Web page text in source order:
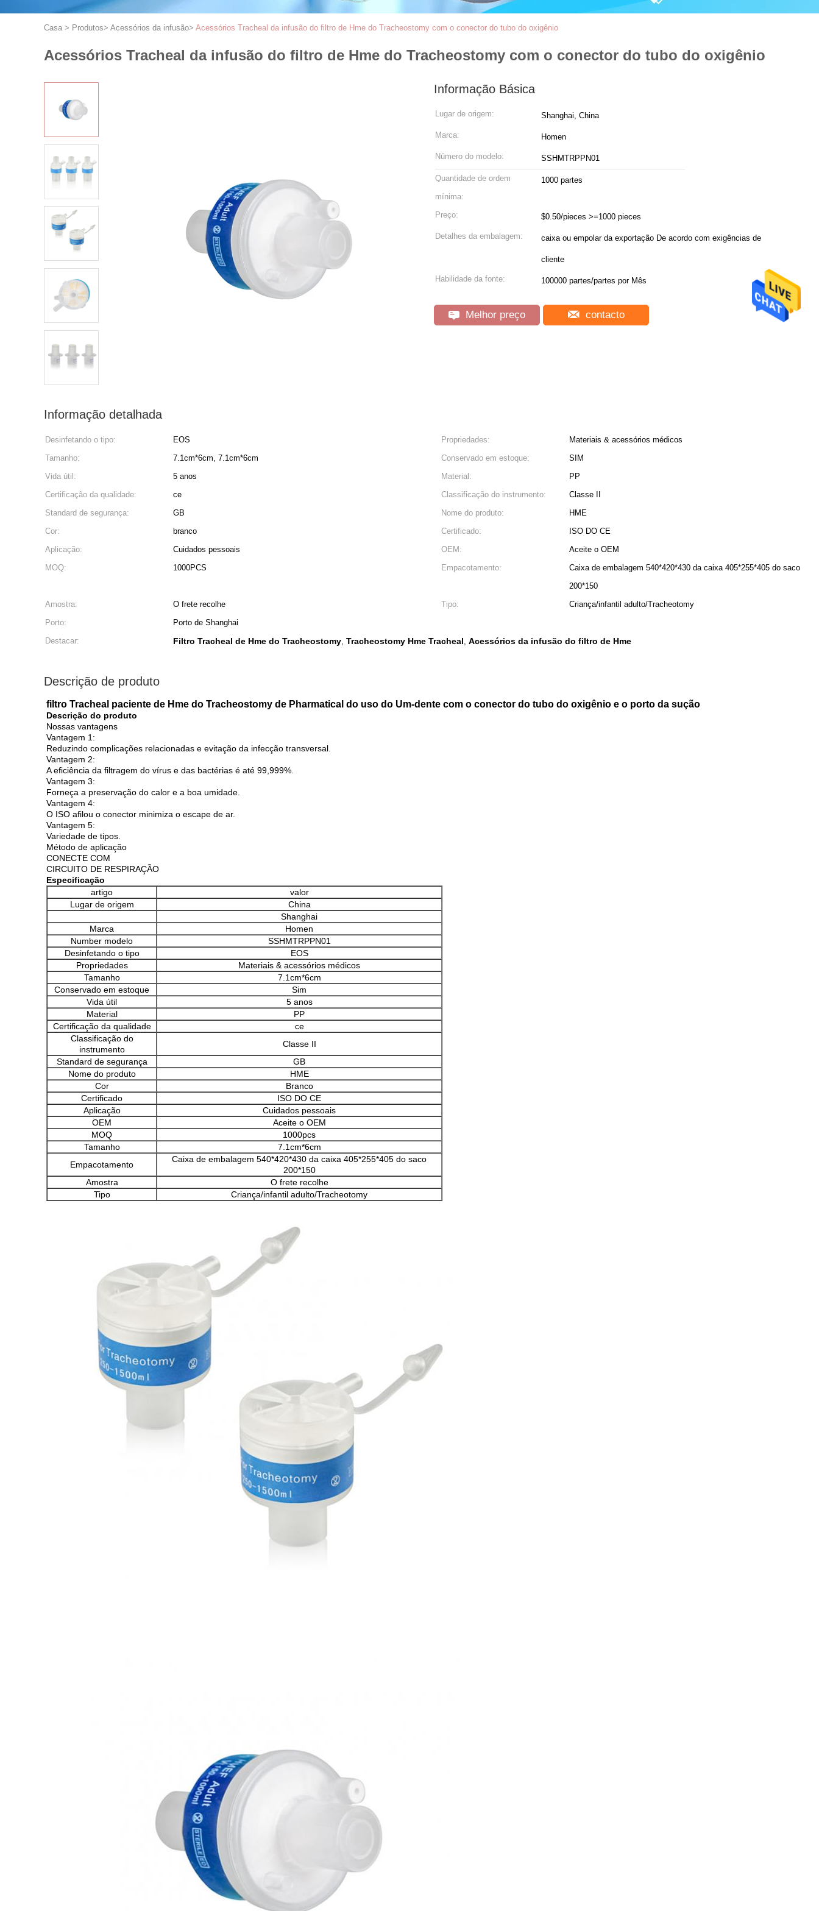
Casa > Produtos> Acessórios da infusão> Acessórios Tracheal da infusão do filtro de Hme do Tracheostomy com o conector do tubo do oxigênio
Acessórios Tracheal da infusão do filtro de Hme do Tracheostomy com o conector do tubo do oxigênio
Informação Básica
Lugar de origem: Shanghai, China
Marca: Homen
Número do modelo: SSHMTRPPN01
Quantidade de ordem
mínima:
1000 partes
Preço: $0.50/pieces >=1000 pieces
Detalhes da embalagem: caixa ou empolar da exportação De acordo com exigências de
cliente
Habilidade da fonte: 100000 partes/partes por Mês
Melhor preço contacto
Informação detalhada
Desinfetando o tipo: EOS Propriedades:
Materiais & acessórios médicos
Tamanho:
7.1cm*6cm, 7.1cm*6cm Conservado em estoque:
SIM
Vida útil:
5 anos Material:
PP
Certificação da qualidade:
ce Classificação do instrumento:
Classe II
Standard de segurança:
GB Nome do produto:
HME
Cor:
branco Certificado:
ISO DO CE
Aplicação:
Cuidados pessoais OEM:
Aceite o OEM
MOQ:
1000PCS Empacotamento:
Caixa de embalagem 540*420*430 da caixa 405*255*405 do saco
200*150
Amostra:
O frete recolhe Tipo:
Criança/infantil adulto/Tracheotomy
Porto:
Porto de Shanghai
Destacar:
Filtro Tracheal de Hme do Tracheostomy, Tracheostomy Hme Tracheal, Acessórios da infusão do filtro de Hme
Descrição de produto
filtro Tracheal paciente de Hme do Tracheostomy de Pharmatical do uso do Um-dente com o conector do tubo do oxigênio e o porto da sução
Descrição do produto
Nossas vantagens
Vantagem 1:
Reduzindo complicações relacionadas e evitação da infecção transversal.
Vantagem 2:
A eficiência da filtragem do vírus e das bactérias é até 99,999%.
Vantagem 3:
Forneça a preservação do calor e a boa umidade.
Vantagem 4:
O ISO afilou o conector minimiza o escape de ar.
Vantagem 5:
Variedade de tipos.
Método de aplicação
CONECTE COM
CIRCUITO DE RESPIRAÇÃO
Especificação
artigo
valor
Lugar de origem
China
Shanghai
Marca
Homen
Number modelo
SSHMTRPPN01
Desinfetando o tipo
EOS
Propriedades
Materiais & acessórios médicos
Tamanho
7.1cm*6cm
Conservado em estoque
Sim
Vida útil
5 anos
Material
PP
Certificação da qualidade
ce
Classificação do
instrumento
Classe II
Standard de segurança
GB
Nome do produto
HME
Cor
Branco
Certificado
ISO DO CE
Aplicação
Cuidados pessoais
OEM
Aceite o OEM
MOQ
1000pcs
Tamanho
7.1cm*6cm
Empacotamento
Caixa de embalagem 540*420*430 da caixa 405*255*405 do saco
200*150
Amostra
O frete recolhe
Tipo
Criança/infantil adulto/Tracheotomy